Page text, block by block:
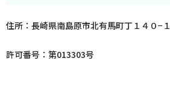
住所：長崎県南島原市北有馬町丁１４０−１
許可番号：第013303号